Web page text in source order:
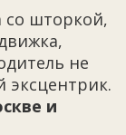
со шторкой,
не
эксцентрик.
и